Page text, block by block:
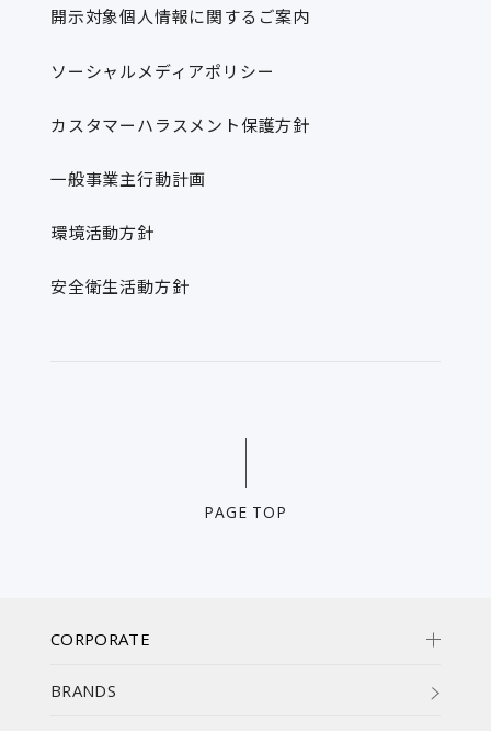
開示対象個人情報に関するご案内
ソーシャルメディアポリシー
カスタマーハラスメント保護方針
一般事業主行動計画
環境活動方針
安全衛生活動方針
PAGE TOP
CORPORATE
BRANDS